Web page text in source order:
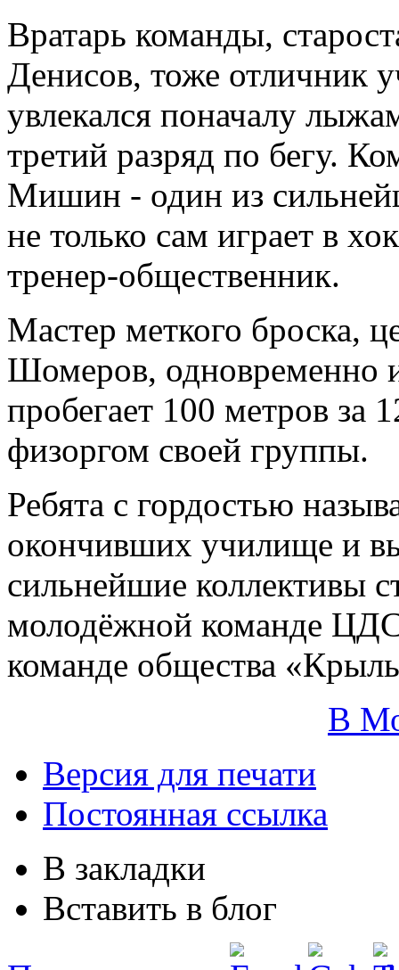
Вратарь команды,
Денисов, тоже отличник
увлекался поначалу
третий разряд по бегу.
Мишин - один из
не только сам играет в
тренер-общественник.
Мастер меткого броска,
Шомеров, одновременно
пробегает 100 метров за
физоргом своей группы.
Ребята с гордостью
окончивших училище и
сильнейшие коллективы
молодёжной команде
команде общества
В
Версия для печати
Постоянная ссылка
В закладки
Вставить в блог